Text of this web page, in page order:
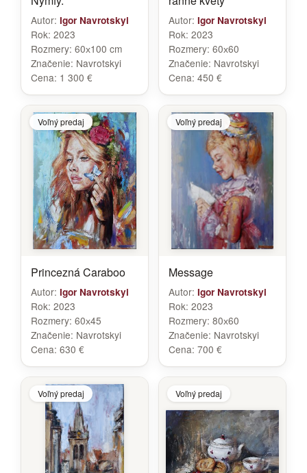
Autor: Igor Navrotskyi
Rok: 2023
Rozmery: 60х100 cm
Značenie: Navrotskyi
Cena: 1 300 €
Autor: Igor Navrotskyi
Rok: 2023
Rozmery: 60х60
Značenie: Navrotskyi
Cena: 450 €
Voľný predaj
Princezná Caraboo
Autor: Igor Navrotskyi
Rok: 2023
Rozmery: 60х45
Značenie: Navrotskyi
Cena: 630 €
Voľný predaj
Message
Autor: Igor Navrotskyi
Rok: 2023
Rozmery: 80х60
Značenie: Navrotskyi
Cena: 700 €
Voľný predaj Voľný predaj